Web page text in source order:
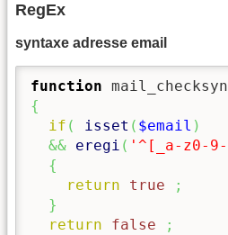
RegEx
syntaxe adresse email
function
{
if ( isset ( $email )
&& eregi ( '^[_a-z0-
{
return
true
;
}
return
false
;